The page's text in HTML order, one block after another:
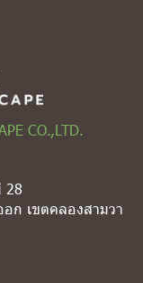
CO.,LTD.
28
อก เขตคลองสามวา